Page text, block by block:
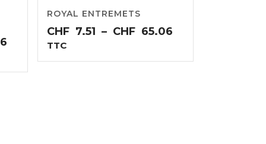
prix :
ROYAL ENTREMETS
CHF 7.51 – CHF 65.06
prix :
TTC